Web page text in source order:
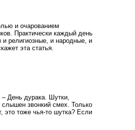
и очарованием
Практически каждый день
религиозные, и народные, и
эта статья.
День дурака. Шутки,
звонкий смех. Только
это тоже чья-то шутка? Если